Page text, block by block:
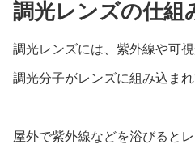
調光レンズの仕組
調光レンズには、紫外線や可
調光分子がレンズに組み込まれ
屋外で紫外線などを浴びると